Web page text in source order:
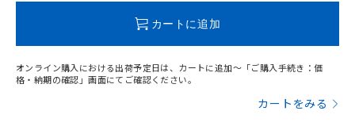
カートに追加
オンライン購入における出荷予定日は、カートに追加～「ご購入手続き：価
格・納期の確認」画面にてご確認ください。
カートをみる